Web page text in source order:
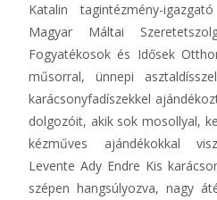
Katalin tagintézmény-
Magyar Máltai
Fogyatékosok és Idősek
műsorral, ünnepi
karácsonyfadíszekkel
dolgozóit, akik sok mosollyal,
kézműves ajándékokkal
Levente Ady Endre Kis
szépen hangsúlyozva, nagy